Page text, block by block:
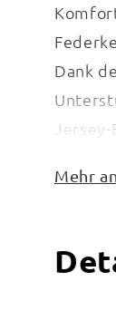
Dank
Mehr